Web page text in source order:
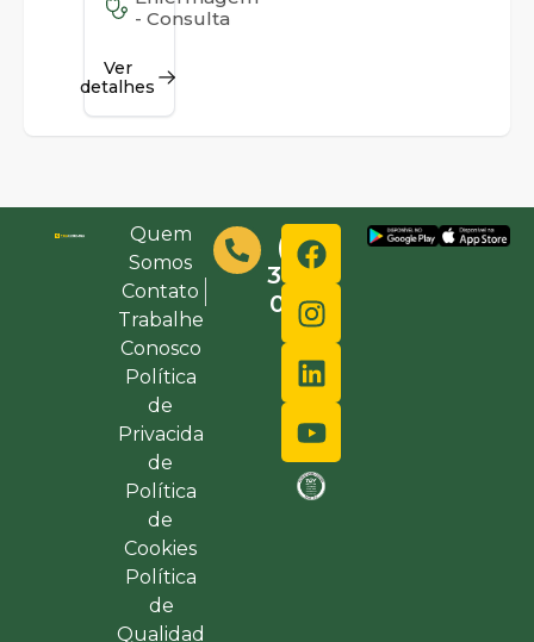
- Consulta
Ver
detalhes
Quem
Somos
Contato
Trabalhe
Conosco
Política
de
Privacida
de
Política
de
Cookies
Política
de
Qualidad
(48)
3632-
0000